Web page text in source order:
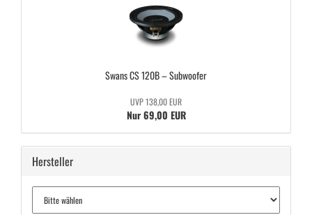
Swans CS 120B – Sub­woo­fer
UVP 138,00 EUR
Nur 69,00 EUR
Hersteller